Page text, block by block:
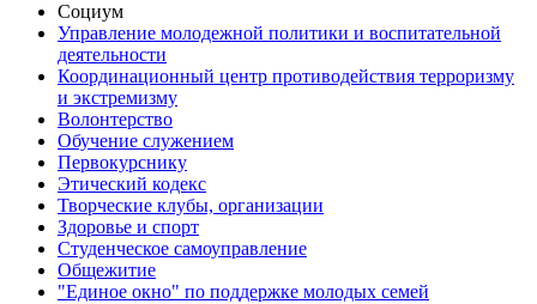
Социум
Управление молодежной политики и воспитательной
деятельности
Координационный центр противодействия терроризму
и экстремизму
Волонтерство
Обучение служением
Первокурснику
Этический кодекс
Творческие клубы, организации
Здоровье и спорт
Студенческое самоуправление
Общежитие
"Единое окно" по поддержке молодых семей